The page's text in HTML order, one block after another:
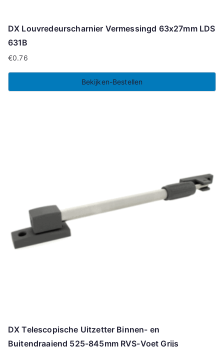
DX Louvredeurscharnier Vermessingd 63x27mm LDS
631B
€0.76
Bekijken-Bestellen
DX Telescopische Uitzetter Binnen- en
Buitendraaiend 525-845mm RVS-Voet Grijs